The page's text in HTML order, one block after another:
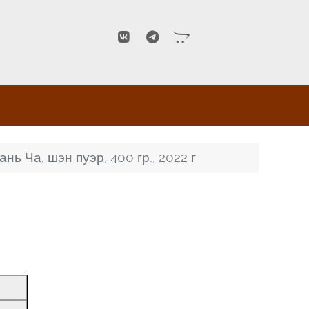
Ча, шэн пуэр, 400 гр., 2022 г